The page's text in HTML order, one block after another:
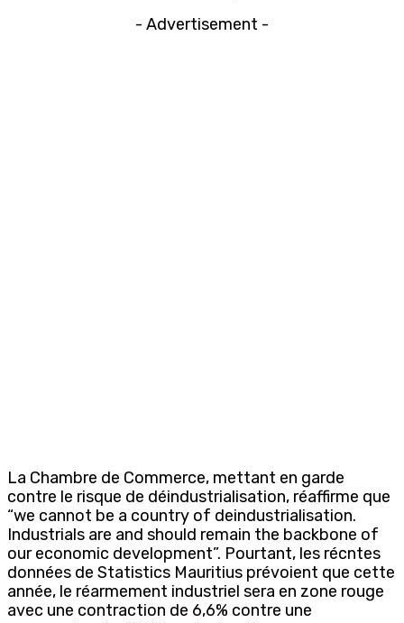
- Advertisement -
La Chambre de Commerce, mettant en garde
contre le risque de déindustrialisation, réaffirme que
“we cannot be a country of deindustrialisation.
Industrials are and should remain the backbone of
our economic development”. Pourtant, les récntes
données de Statistics Mauritius prévoient que cette
année, le réarmement industriel sera en zone rouge
avec une contraction de 6,6% contre une